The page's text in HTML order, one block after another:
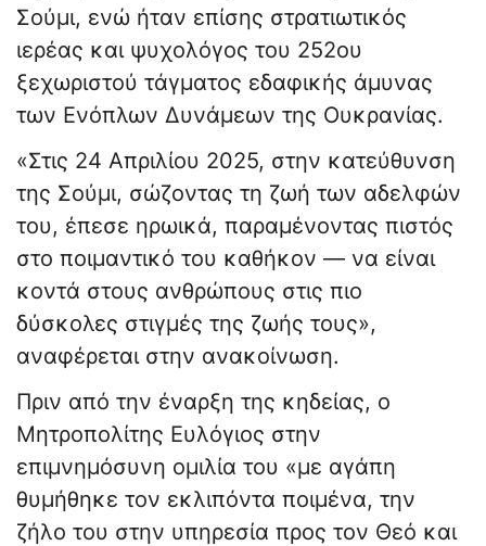
Σούμι, ενώ ήταν επίσης στρατιωτικός
ιερέας και ψυχολόγος του 252ου
ξεχωριστού τάγματος εδαφικής άμυνας
των Ενόπλων Δυνάμεων της Ουκρανίας.
«Στις 24 Απριλίου 2025, στην κατεύθυνση
της Σούμι, σώζοντας τη ζωή των αδελφών
του, έπεσε ηρωικά, παραμένοντας πιστός
στο ποιμαντικό του καθήκον — να είναι
κοντά στους ανθρώπους στις πιο
δύσκολες στιγμές της ζωής τους»,
αναφέρεται στην ανακοίνωση.
Πριν από την έναρξη της κηδείας, ο
Μητροπολίτης Ευλόγιος στην
επιμνημόσυνη ομιλία του «με αγάπη
θυμήθηκε τον εκλιπόντα ποιμένα, την
ζήλο του στην υπηρεσία προς τον Θεό και